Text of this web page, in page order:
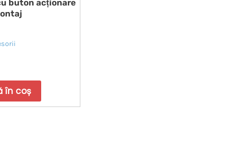
SUN2000-50KTL-M3 ON GRID
Trifazat
buton acționare
în coș